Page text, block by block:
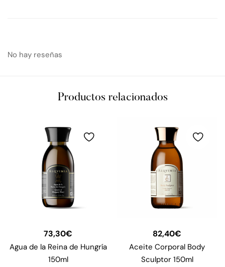
No hay reseñas
Productos relacionados
73,30€
Agua de la Reina de Hungría
150ml
82,40€
Aceite Corporal Body
Sculptor 150ml